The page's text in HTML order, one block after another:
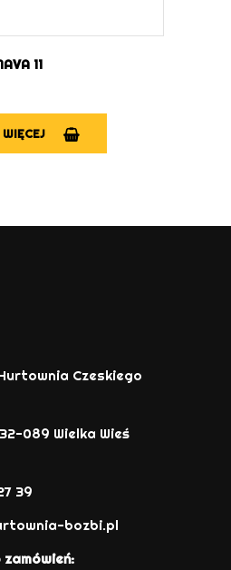
11
Czeskiego
32-089 Wielka Wieś
39
bozbi.pl